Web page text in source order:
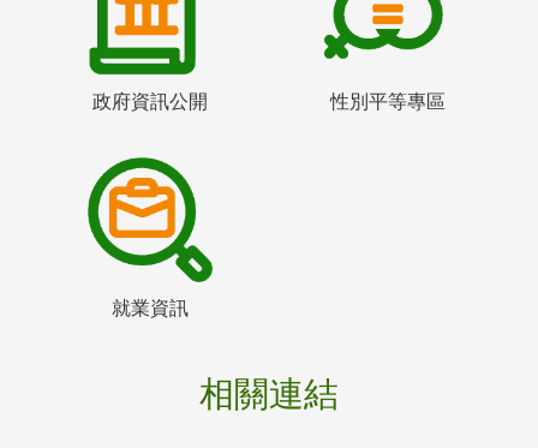
政府資訊公開 性別平等專區
就業資訊
相關連結